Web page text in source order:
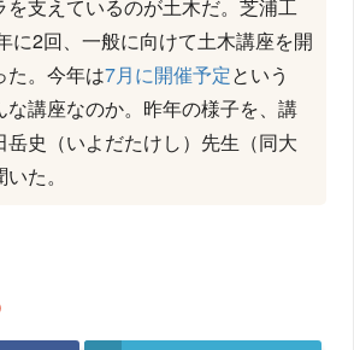
を支えているのが土木だ。芝浦工
に2回、一般に向けて土木講座を開
た。今年は7月に開催予定という
な講座なのか。昨年の様子を、講
岳史（いよだたけし）先生（同大
た。